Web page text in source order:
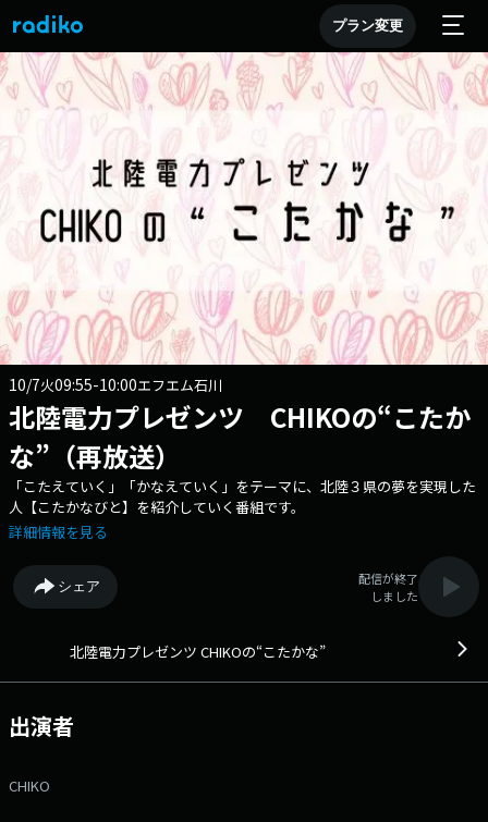
プラン変更
10/7火09:55-10:00エフエム石川
北陸電力プレゼンツ CHIKOの“こたか
な”（再放送）
「こたえていく」「かなえていく」をテーマに、北陸３県の夢を実現した
人【こたかなびと】を紹介していく番組です。
詳細情報を見る
シェア
配信が終了
しました
北陸電力プレゼンツ CHIKOの“こたかな”
出演者
CHIKO